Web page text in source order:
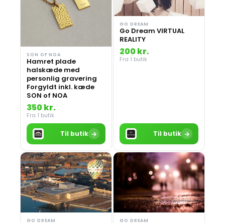
SON OF NOA
Hamret plade
halskæde med
personlig gravering
Forgyldt inkl. kæde
SON of NOA
350 kr.
Fra 1 butik
Til butik →
GO DREAM
Go Dream VIRTUAL
REALITY
200 kr.
Fra 1 butik
Til butik →
GO DREAM GO DREAM